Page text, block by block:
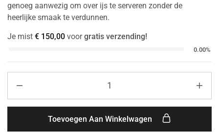
genoeg aanwezig om over ijs te serveren zonder de
heerlijke smaak te verdunnen.
Je mist € 150,00 voorgratis verzending!
0.00%
Toevoegen Aan Winkelwagen